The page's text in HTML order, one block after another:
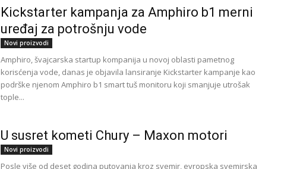
Kickstarter kampanja za Amphiro b1 merni
uređaj za potrošnju vode
Novi proizvodi
Amphiro, švajcarska startup kompanija u novoj oblasti pametnog
korisćenja vode, danas je objavila lansiranje Kickstarter kampanje kao
podrške njenom Amphiro b1 smart tuš monitoru koji smanjuje utrošak
tople...
U susret kometi Chury – Maxon motori
Novi proizvodi
Posle više od deset godina putovanja kroz svemir, evropska svemirska